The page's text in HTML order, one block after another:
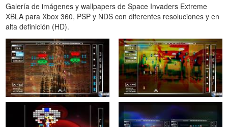
Galería de imágenes y wallpapers de Space Invaders Extreme
XBLA para Xbox 360, PSP y NDS con diferentes resoluciones y en
alta definición (HD).